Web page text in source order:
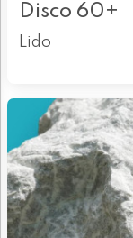
Disco 60+
Lido